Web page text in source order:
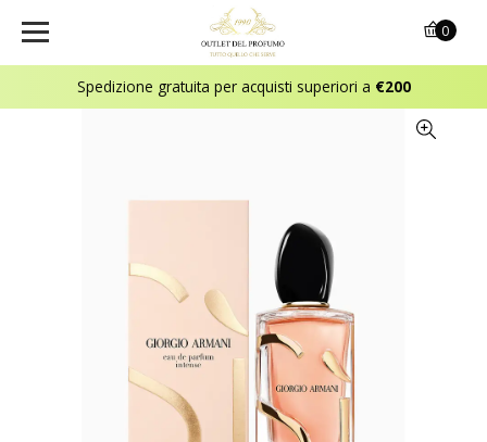
Spedizione gratuita per acquisti superiori a €200
0